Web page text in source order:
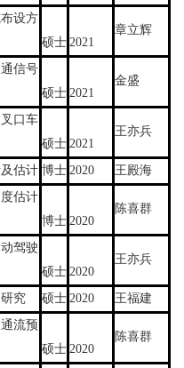
设方
硕士 2021
章立辉
信号
硕士 2021
金盛
口车
硕士 2021
王亦兵
估计 博士 2020 王殿海
估计
博士 2020
陈喜群
驾驶
硕士 2020
王亦兵
究 硕士 2020 王福建
流预
硕士 2020
陈喜群